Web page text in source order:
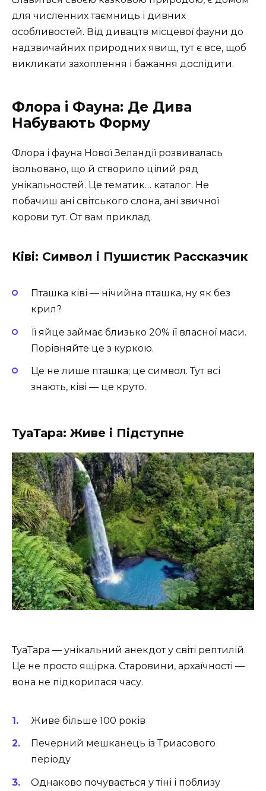
для численних таємниць і дивних
особливостей. Від дивацтв місцевої фауни до
надзвичайних природних явищ, тут є все, щоб
викликати захоплення і бажання дослідити.
Флора і Фауна: Де Дива
Набувають Форму
Флора і фауна Нової Зеландії розвивалась
ізольовано, що й створило цілий ряд
унікальностей. Це тематик… каталог. Не
побачиш ані світського слона, ані звичної
корови тут. От вам приклад.
Ківі: Символ і Пушистик Рассказчик
Пташка ківі — нічийна пташка, ну як без
крил?
Її яйце займає близько 20% її власної маси.
Порівняйте це з куркою.
Це не лише пташка; це символ. Тут всі
знають, ківі — це круто.
ТуаТара: Живе і Підступне
ТуаТара — унікальний анекдот у світі рептилій.
Це не просто ящірка. Старовини, архаїчності —
вона не підкорилася часу.
Живе більше 100 років
Печерний мешканець із Триасового
періоду
Однаково почувається у тіні і поблизу